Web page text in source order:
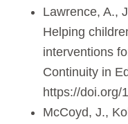
Lawrence, A.,
Helping
interventions
Continuity in
https://doi.org/
McCoyd, J.,